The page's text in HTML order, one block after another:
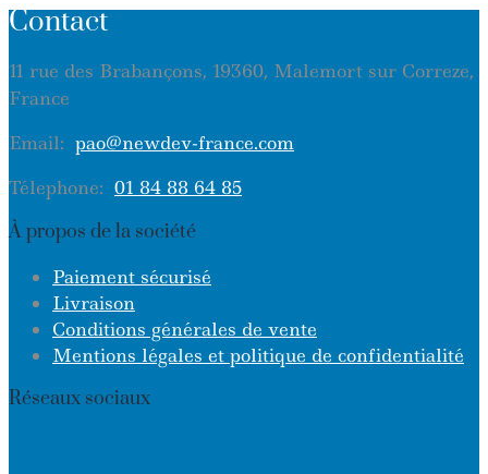
Contact
11 rue des Brabançons, 19360, Malemort sur Correze,
France
Email: pao@newdev-france.com
Télephone: 01 84 88 64 85
À propos de la société
Paiement sécurisé
Livraison
Conditions générales de vente
Mentions légales et politique de confidentialité
Réseaux sociaux